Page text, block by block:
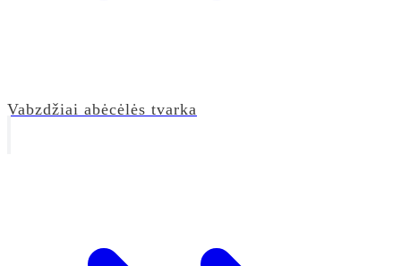
Vabzdžiai abėcėlės tvarka